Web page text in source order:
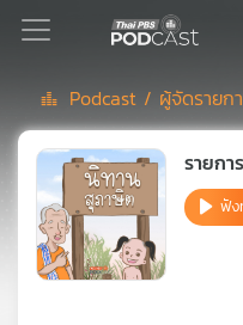
Podcast
เพล
Podcast / ผู้จัดรายก
รายก
ฟั